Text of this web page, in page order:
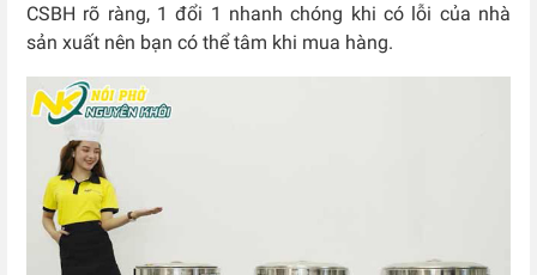
CSBH rõ ràng, 1 đổi 1 nhanh chóng khi có lỗi của nhà
sản xuất nên bạn có thể tâm khi mua hàng.